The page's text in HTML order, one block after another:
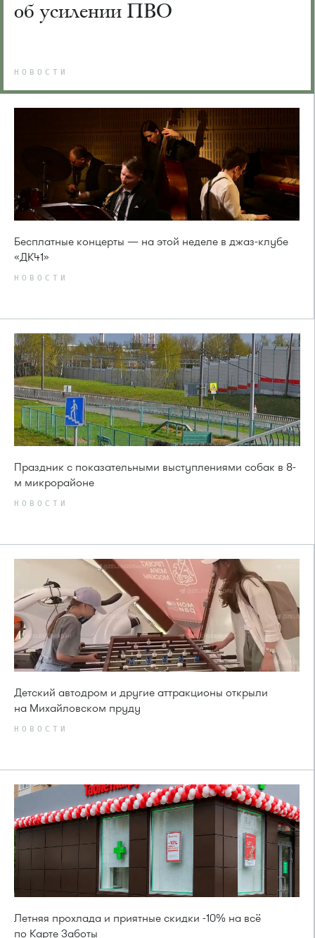
об усилении ПВО
НОВОСТИ
Бесплатные концерты — на этой неделе в джаз-клубе
«ДК41»
НОВОСТИ
Праздник с показательными выступлениями собак в 8-
м микрорайоне
НОВОСТИ
Детский автодром и другие аттракционы открыли
на Михайловском пруду
НОВОСТИ
Летняя прохлада и приятные скидки -10% на всё
по Карте Заботы